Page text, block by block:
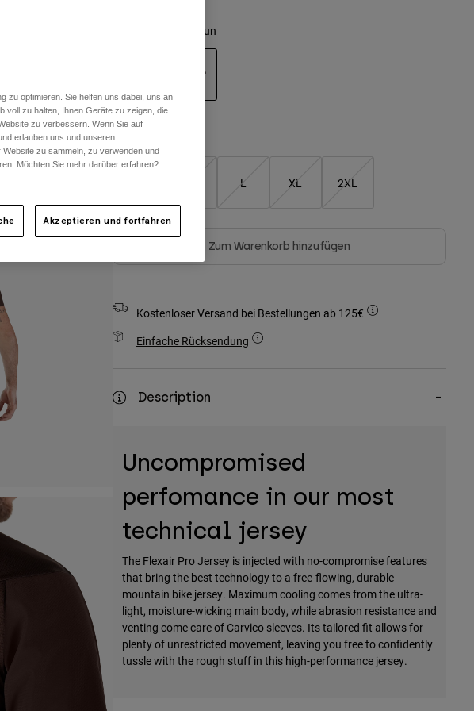
Kakaobraun
L XL 2XL
Zum Warenkorb hinzufügen
Kostenloser Versand bei Bestellungen ab 125€
Einfache Rücksendung
Description
Uncompromised
perfomance in our most
technical jersey
The Flexair Pro Jersey is injected with no-compromise features
that bring the best technology to a free-flowing, durable
mountain bike jersey. Maximum cooling comes from the ultra-
light, moisture-wicking main body, while abrasion resistance and
venting come care of Carvico sleeves. Its tailored fit allows for
plenty of unrestricted movement, leaving you free to confidently
tussle with the rough stuff in this high-performance jersey.
zu optimieren. Sie helfen uns dabei, uns an
voll zu halten, Ihnen Geräte zu zeigen, die
zu verbessern. Wenn Sie auf
erlauben uns und unseren
zu sammeln, zu verwenden und
Möchten Sie mehr darüber erfahren?
Akzeptieren und fortfahren